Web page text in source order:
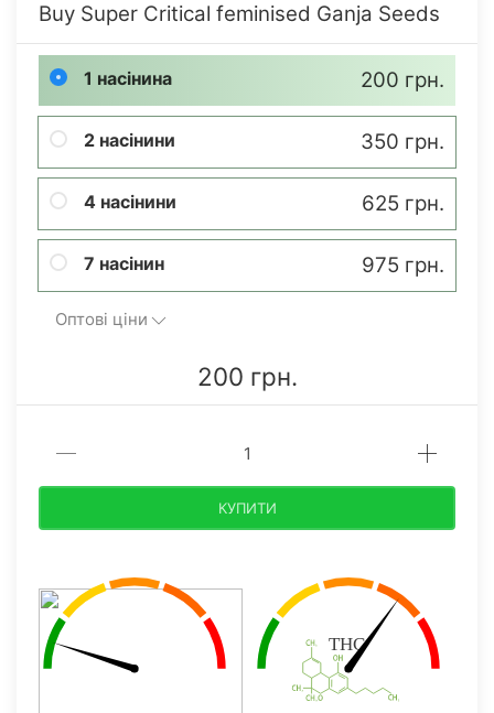
Buy Super Critical feminised Ganja Seeds
1 насінина 200 грн.
2 насінини 350 грн.
4 насінини 625 грн.
7 насінин 975 грн.
Оптові ціни
200 грн.
КУПИТИ